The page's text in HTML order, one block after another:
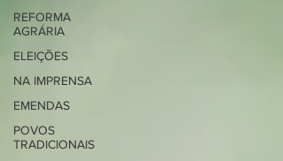
REFORMA
AGRÁRIA
ELEIÇÕES
NA IMPRENSA
EMENDAS
POVOS
TRADICIONAIS